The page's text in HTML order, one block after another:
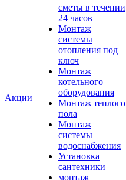
Акции
сметы в течении
24 часов
Монтаж
системы
отопления под
ключ
Монтаж
котельного
оборудования
Монтаж теплого
пола
Монтаж
системы
водоснабжения
Установка
сантехники
монтаж